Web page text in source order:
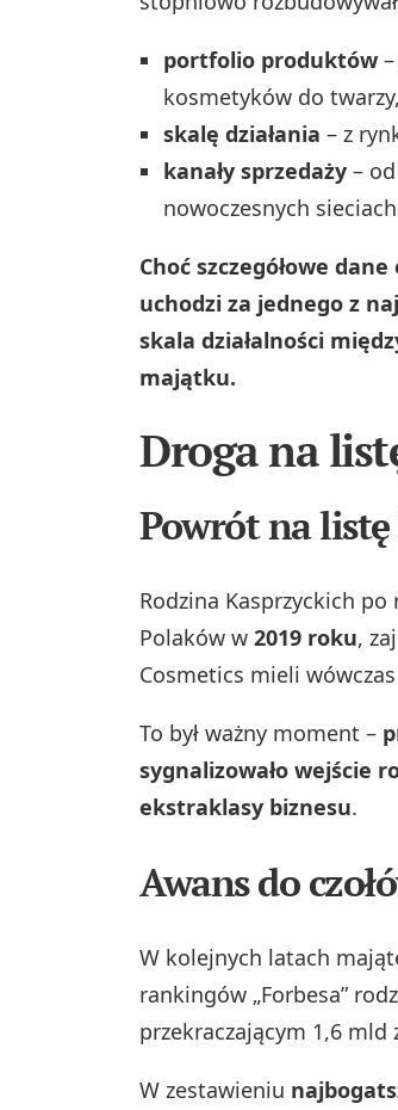
portfolio produktów
kosmetyków do
skalę działania – z
kanały sprzedaży –
nowoczesnych
Choć szczegółowe
uchodzi za jednego z
skala działalności
majątku.
Droga na
Powrót na
Rodzina Kasprzyckich
Polaków w 2019 roku,
Cosmetics mieli
To był ważny moment –
sygnalizowało wejście
ekstraklasy biznesu.
Awans do
W kolejnych latach
rankingów „Forbesa”
przekraczającym 1,6 mld
W zestawieniu